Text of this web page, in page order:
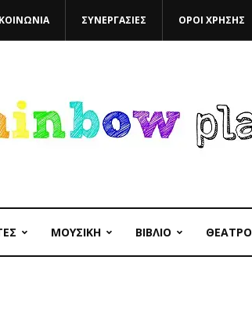
ΣΥΝΕΡΓΑΣΙΕΣ ΟΡΟΙ ΧΡΗΣΗΣ
ΜΟΥΣΙΚΗ ΒΙΒΛΙΟ ΘΕΑΤΡΟ